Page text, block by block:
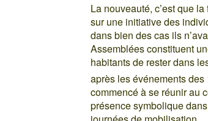
La nouveauté, c’est que
sur une initiative des
dans bien des cas ils
Assemblées constituent
habitants de rester dans
après les événements des
commencé à se réunir au
présence symbolique